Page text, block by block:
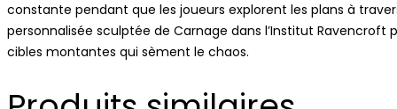
constante pendant que les joueurs explorent les plans à
personnalisée sculptée de Carnage dans l’Institut
cibles montantes qui sèment le chaos.